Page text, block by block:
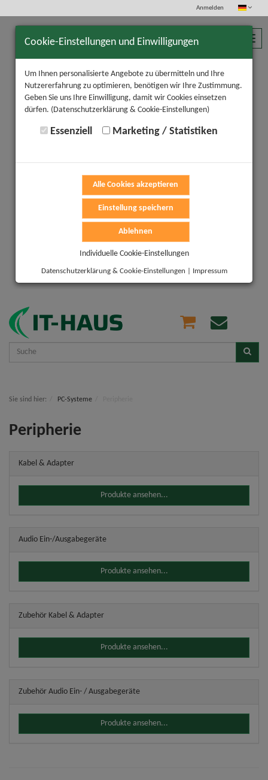
Anmelden
Cookie-Einstellungen und Einwilligungen
Um Ihnen personalisierte Angebote zu übermitteln und Ihre
Nutzererfahrung zu optimieren, benötigen wir Ihre Zustimmung.
Geben Sie uns Ihre Einwilligung, damit wir Cookies einsetzen
dürfen. (Datenschutzerklärung & Cookie-Einstellungen)
Essenziell Marketing / Statistiken
Alle Cookies akzeptieren
Einstellung speichern
Ablehnen
Individuelle Cookie-Einstellungen
Datenschutzerklärung & Cookie-Einstellungen Impressum
Sie sind hier: PC-Systeme
Peripherie
Kabel & Adapter
Produkte ansehen...
Audio Ein-/Ausgabegeräte
Produkte ansehen...
Zubehör Kabel & Adapter
Produkte ansehen...
Zubehör Audio Ein- / Ausgabegeräte
Produkte ansehen...